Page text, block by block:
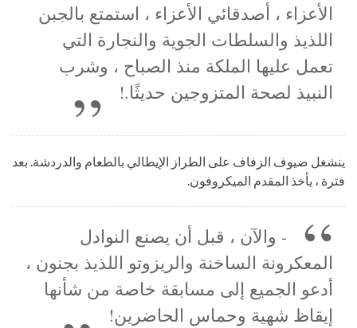
الأعزاء ، أصدقائي الأعزاء ، استمتع بالجبن
اللذيذ والسلطات الجوية والنجارة التي
تعمل عليها الملكة منذ الصباح ، وشرب
النبيذ لصحة المتزوجين حديثًا.!
ينشغل ضيوف الزفاف على الطراز الإيطالي بالطعام والدردشة. بعد
فترة ، يأخذ المقدم الميكروفون.
- والآن ، قبل أن يصنع النوادل
المعكرونة الساخنة والريزوتو اللذيذ بجنون ،
أدعو الجميع إلى مسابقة خاصة من شأنها
إيقاظ شهية وحماس الحاضرين!